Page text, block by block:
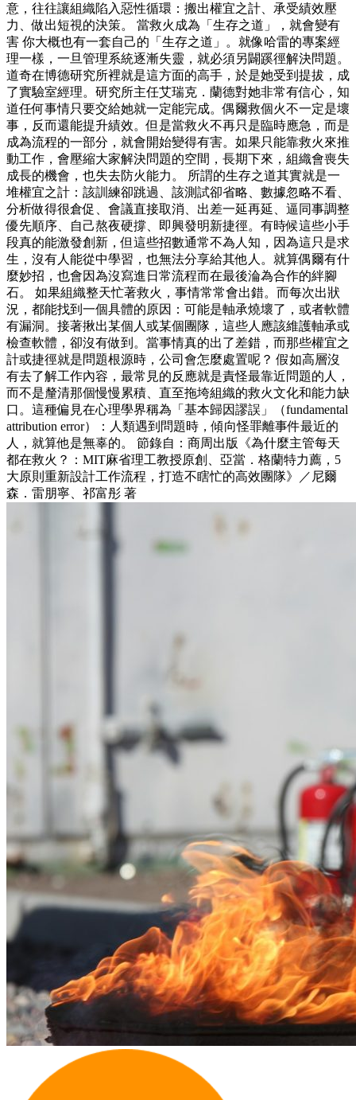
意，往往讓組織陷入惡性循環：搬出權宜之計、承受績效壓
力、做出短視的決策。 當救火成為「生存之道」，就會變有
害 你大概也有一套自己的「生存之道」。就像哈雷的專案經
理一樣，一旦管理系統逐漸失靈，就必須另闢蹊徑解決問題。
道奇在博德研究所裡就是這方面的高手，於是她受到提拔，成
了實驗室經理。研究所主任艾瑞克．蘭德對她非常有信心，知
道任何事情只要交給她就一定能完成。偶爾救個火不一定是壞
事，反而還能提升績效。但是當救火不再只是臨時應急，而是
成為流程的一部分，就會開始變得有害。如果只能靠救火來推
動工作，會壓縮大家解決問題的空間，長期下來，組織會喪失
成長的機會，也失去防火能力。 所謂的生存之道其實就是一
堆權宜之計：該訓練卻跳過、該測試卻省略、數據忽略不看、
分析做得很倉促、會議直接取消、出差一延再延、逼同事調整
優先順序、自己熬夜硬撐、即興發明新捷徑。有時候這些小手
段真的能激發創新，但這些招數通常不為人知，因為這只是求
生，沒有人能從中學習，也無法分享給其他人。就算偶爾有什
麼妙招，也會因為沒寫進日常流程而在最後淪為合作的絆腳
石。 如果組織整天忙著救火，事情常常會出錯。而每次出狀
況，都能找到一個具體的原因：可能是軸承燒壞了，或者軟體
有漏洞。接著揪出某個人或某個團隊，這些人應該維護軸承或
檢查軟體，卻沒有做到。當事情真的出了差錯，而那些權宜之
計或捷徑就是問題根源時，公司會怎麼處置呢？ 假如高層沒
有去了解工作內容，最常見的反應就是責怪最靠近問題的人，
而不是釐清那個慢慢累積、直至拖垮組織的救火文化和能力缺
口。這種偏見在心理學界稱為「基本歸因謬誤」（fundamental
attribution error）：人類遇到問題時，傾向怪罪離事件最近的
人，就算他是無辜的。 節錄自：商周出版《為什麼主管每天
都在救火？：MIT麻省理工教授原創、亞當．格蘭特力薦，5
大原則重新設計工作流程，打造不瞎忙的高效團隊》／尼爾
森．雷朋寧、祁富彤 著